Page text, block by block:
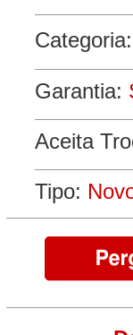
Categoria:
Garantia:
Aceita
Tipo: